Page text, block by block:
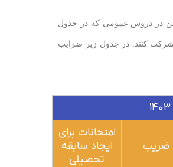
در دروس عمومی که در جدول
شرکت کنند. در جدول زیر ضرایب
ضریب
امتحانات برای
ایجاد سابقه
تحصیلی